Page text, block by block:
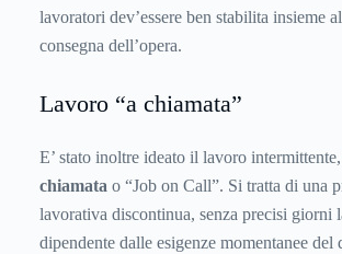
lavoratori dev’essere ben stabilita insieme
consegna dell’opera.
Lavoro “a chiamata”
E’ stato inoltre ideato il lavoro intermittente,
chiamata o “Job on Call”. Si tratta di una
lavorativa discontinua, senza precisi giorni
dipendente dalle esigenze momentanee del